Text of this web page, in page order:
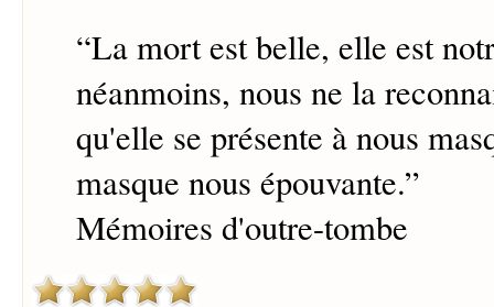
“La mort est belle, elle est
néanmoins, nous ne la
qu'elle se présente à nous
masque nous épouvante.”
Mémoires d'outre-tombe